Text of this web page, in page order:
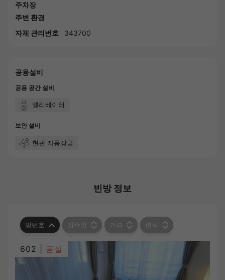
주차장
주변 환경
자체 관리번호
343700
공용설비
공용 공간 설비
엘리베이터
보안 설비
현관 자동장금
빈방 정보
방번호 입주일 가격 면적
602 | 공실